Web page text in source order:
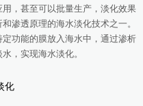
，甚至可以批量生产，淡化效果
渗透原理的海水淡化技术之一。
功能的膜放入海水中，通过渗析
，实现海水淡化。